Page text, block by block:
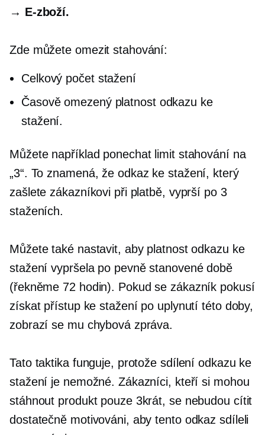
→ E-zboží.
Zde můžete omezit stahování:
Celkový počet stažení
Časově omezenýplatnost odkazu ke
stažení.
Můžete například ponechat limit stahování na
„3“. To znamená, že odkaz ke stažení, který
zašlete zákazníkovi při platbě, vyprší po 3
staženích.
Můžete také nastavit, aby platnost odkazu ke
stažení vypršela po pevně stanovené době
(řekněme 72 hodin). Pokud se zákazník pokusí
získat přístup ke stažení po uplynutí této doby,
zobrazí se mu chybová zpráva.
Tato taktika funguje, protože sdílení odkazu ke
stažení je nemožné. Zákazníci, kteří si mohou
stáhnout produkt pouze 3krát, se nebudou cítit
dostatečně motivováni, aby tento odkaz sdíleli